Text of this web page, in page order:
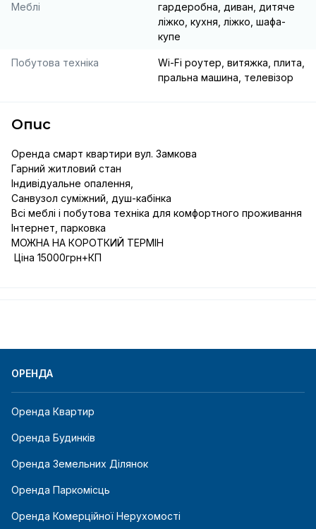
Меблі
гардеробна, диван, дитяче
ліжко, кухня, ліжко, шафа-
купе
Побутова техніка
Wi-Fi роутер, витяжка, плита,
пральна машина, телевізор
Опис
Оренда смарт квартири вул. Замкова
Гарний житловий стан
Індивідуальне опалення,
Санвузол суміжний, душ-кабінка
Всі меблі і побутова техніка для комфортного проживання
Інтернет, парковка
МОЖНА НА КОРОТКИЙ ТЕРМІН
Ціна 15000грн+КП
ОРЕНДА
Оренда Квартир
Оренда Будинків
Оренда Земельних Ділянок
Оренда Паркомісць
Оренда Комерційної Нерухомості